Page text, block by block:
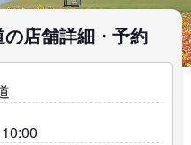
の店舗詳細・予約